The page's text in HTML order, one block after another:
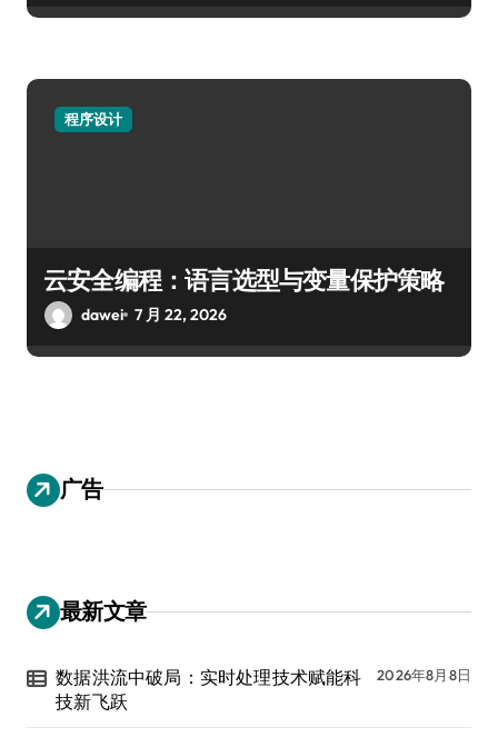
程序设计
云安全编程：语言选型与变量保护策略
dawei 7 月 22, 2026
广告
最新文章
数据洪流中破局：实时处理技术赋能科
技新飞跃
2026年8月8日